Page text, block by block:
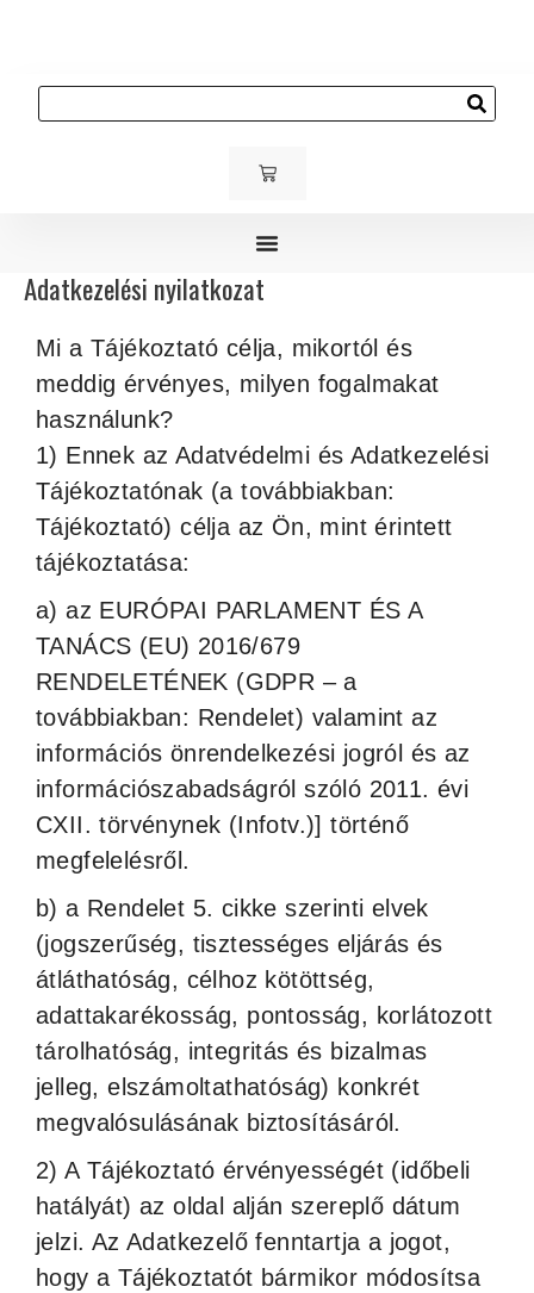
KOSÁR
Adatkezelési nyilatkozat
Mi a Tájékoztató célja, mikortól és
meddig érvényes, milyen fogalmakat
használunk?
1) Ennek az Adatvédelmi és Adatkezelési
Tájékoztatónak (a továbbiakban:
Tájékoztató) célja az Ön, mint érintett
tájékoztatása:
a) az EURÓPAI PARLAMENT ÉS A
TANÁCS (EU) 2016/679
RENDELETÉNEK (GDPR – a
továbbiakban: Rendelet) valamint az
információs önrendelkezési jogról és az
információszabadságról szóló 2011. évi
CXII. törvénynek (Infotv.)] történő
megfelelésről.
b) a Rendelet 5. cikke szerinti elvek
(jogszerűség, tisztességes eljárás és
átláthatóság, célhoz kötöttség,
adattakarékosság, pontosság, korlátozott
tárolhatóság, integritás és bizalmas
jelleg, elszámoltathatóság) konkrét
megvalósulásának biztosításáról.
2) A Tájékoztató érvényességét (időbeli
hatályát) az oldal alján szereplő dátum
jelzi. Az Adatkezelő fenntartja a jogot,
hogy a Tájékoztatót bármikor módosítsa